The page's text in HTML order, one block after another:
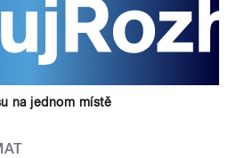
na jednom místě